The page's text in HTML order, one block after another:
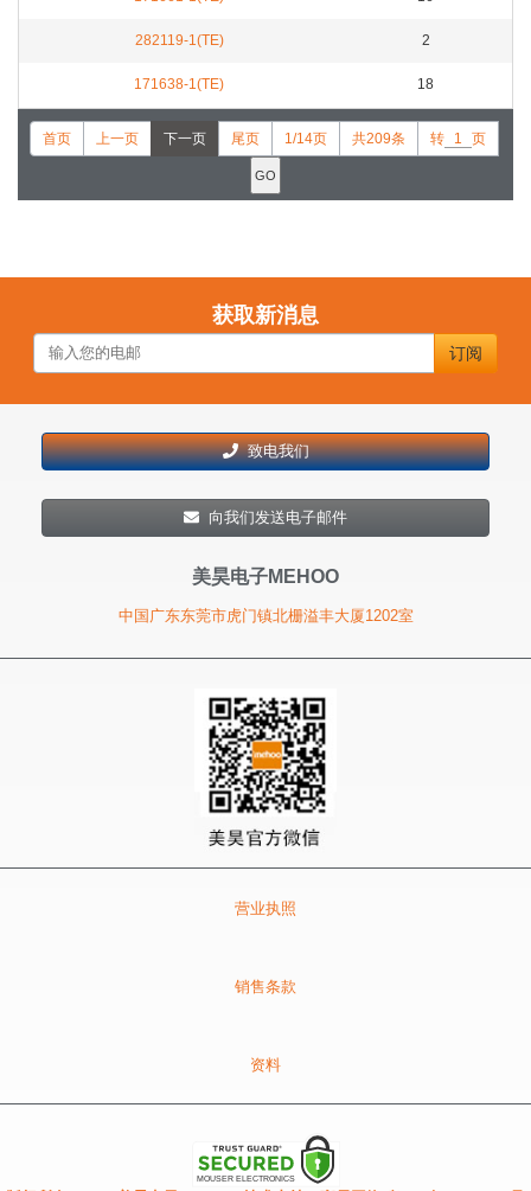
282119-1(TE) 2
171638-1(TE) 18
首页 上一页 下一页 尾页 1/14页 共209条 转 页
获取新消息
订阅
致电我们
向我们发送电子邮件
美昊电子MEHOO
中国广东东莞市虎门镇北栅溢丰大厦1202室
营业执照
销售条款
资料